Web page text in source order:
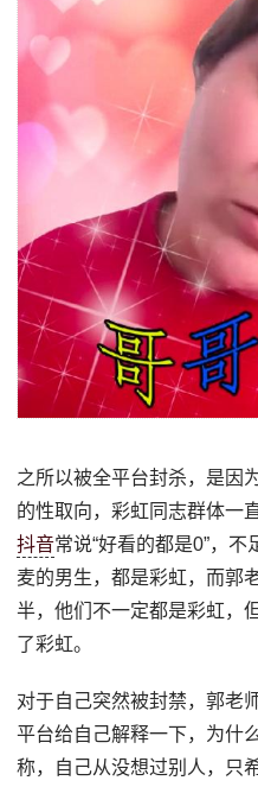
之所以被全平台封杀，是因
的性取向，彩虹同志群体一
抖音常说“好看的都是0”，
麦的男生，都是彩虹，而郭
半，他们不一定都是彩虹，
了彩虹。
对于自己突然被封禁，郭老
平台给自己解释一下，为什
称，自己从没想过别人，只